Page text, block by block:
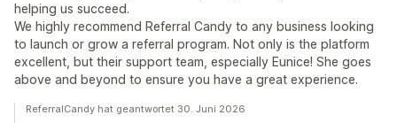
helping us succeed.
We highly recommend Referral Candy to any business looking
to launch or grow a referral program. Not only is the platform
excellent, but their support team, especially Eunice! She goes
above and beyond to ensure you have a great experience.
ReferralCandy hat geantwortet 30. Juni 2026